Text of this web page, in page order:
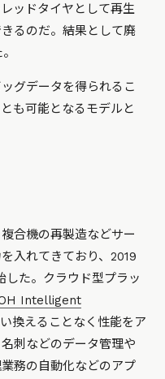
ッドタイヤとして再生
るのだ。結果として廃
グデータを得られるこ
も可能となるモデルと
合機の再製造などサー
入れてきており、2019
した。クラウド型プラッ
Intelligent
換えることなく性能をア
刺などのデータ管理や
務の自動化などのアプ